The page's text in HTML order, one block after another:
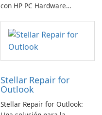
con HP PC Hardware
Stellar Repair for
Outlook
Stellar Repair for Outlook: